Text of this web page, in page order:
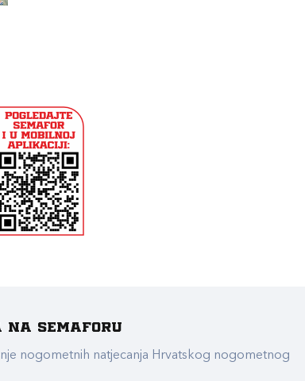
Semaforu
nogometnih natjecanja Hrvatskog nogometnog